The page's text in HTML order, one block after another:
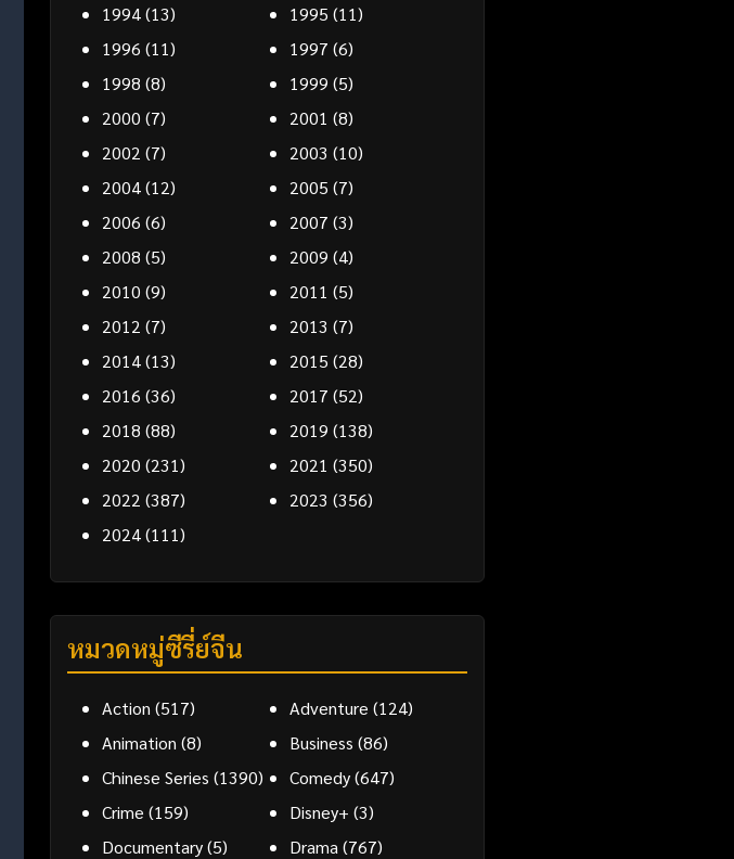
1994(13) 1995 (11)
1996 (11) 1997 (6)
1998 (8) 1999 (5)
2000 (7) 2001 (8)
2002 (7) 2003 (10)
2004(12) 2005 (7)
2006 (6) 2007 (3)
2008 (5) 2009 (4)
2010 (9) 2011 (5)
2012 (7) 2013 (7)
2014(13) 2015 (28)
2016 (36) 2017 (52)
2018 (88) 2019 (138)
2020 (231) 2021 (350)
2022 (387) 2023 (356)
2024(111)
หมวดหมู่ซีรี่ย์จีน
Action (517) Adventure (124)
Animation (8) Business (86)
Chinese Series (1390) Comedy(647)
Crime (159) Disney+ (3)
Documentary(5) Drama (767)